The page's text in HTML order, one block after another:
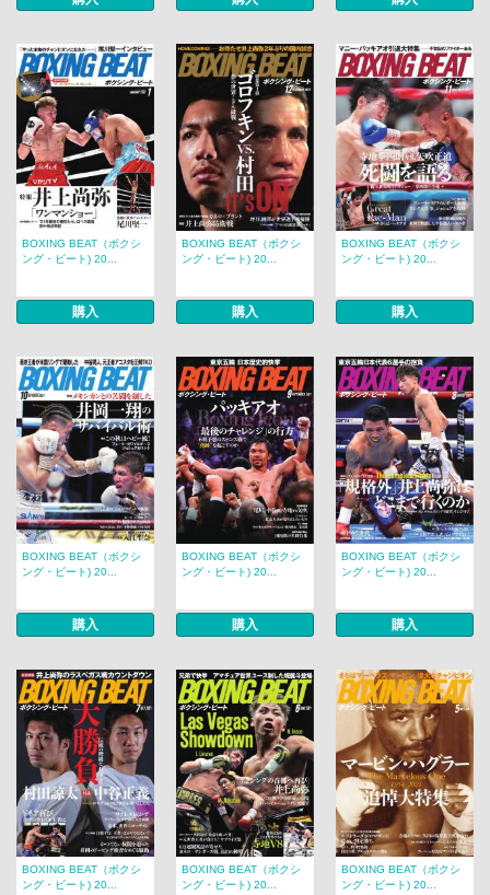
BOXING BEAT（ボクシ
ング・ビート) 20...
購入
BOXING BEAT（ボクシ
ング・ビート) 20...
購入
BOXING BEAT（ボクシ
ング・ビート) 20...
購入
BOXING BEAT（ボクシ
ング・ビート) 20...
購入
BOXING BEAT（ボクシ
ング・ビート) 20...
購入
BOXING BEAT（ボクシ
ング・ビート) 20...
購入
BOXING BEAT（ボクシ
ング・ビート) 20...
BOXING BEAT（ボクシ
ング・ビート) 20...
BOXING BEAT（ボクシ
ング・ビート) 20...